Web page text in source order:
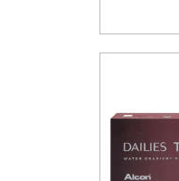
эффект в
линзы применяются
линзы,